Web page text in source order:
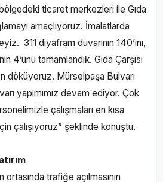
ticaret merkezleri ile Gıda
amaçlıyoruz. İmalatlarda
311 diyafram duvarının 140’ını,
4’ünü tamamlandık. Gıda Çarşısı
döküyoruz. Mürselpaşa Bulvarı
yapımımız devam ediyor. Çok
çalışmaları en kısa
çalışıyoruz” şeklinde konuştu.
ortasında trafiğe açılmasının